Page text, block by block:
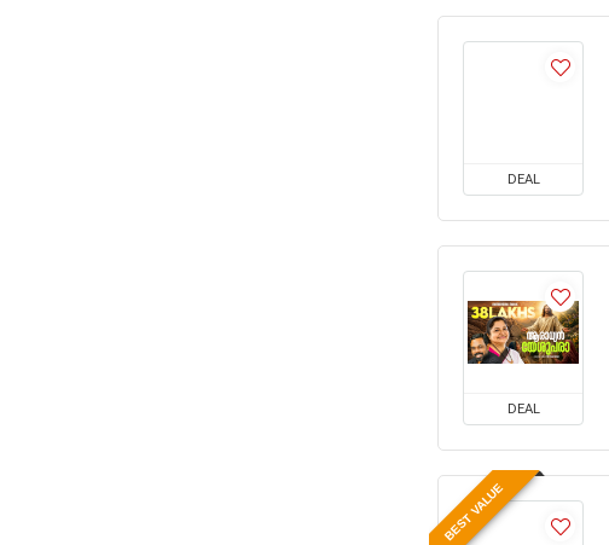
DEAL
DEAL
BEST VALUE